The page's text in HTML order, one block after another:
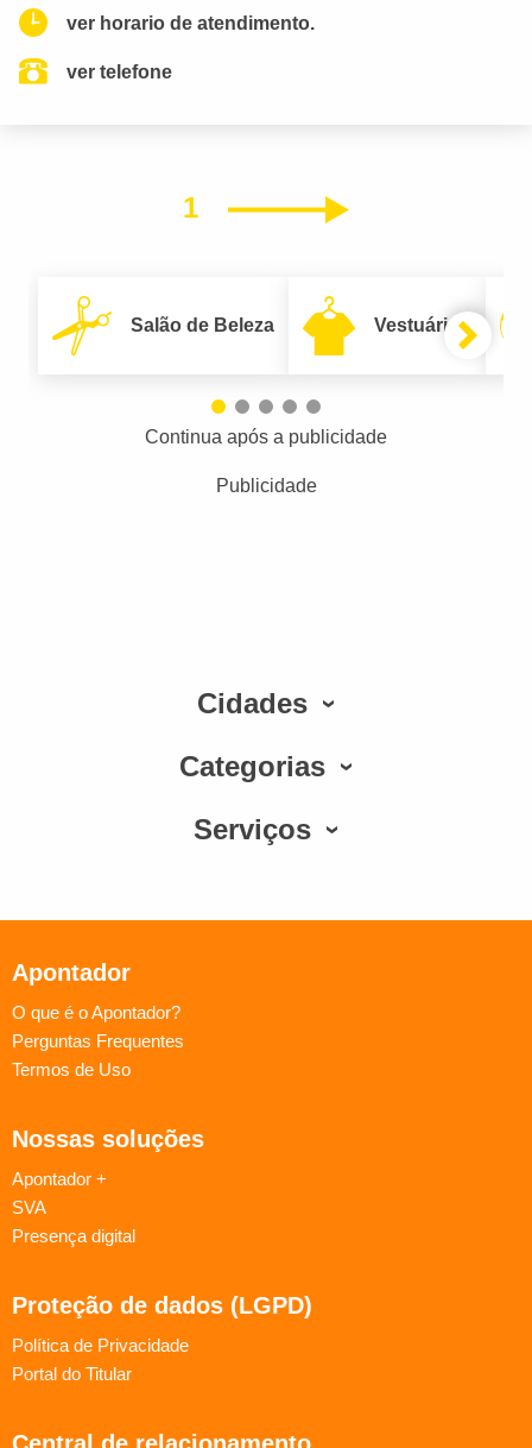
ver horario de atendimento.
ver telefone
1 Próximo
Salão de Beleza Vestuário
Continua após a publicidade
Publicidade
Cidades
Categorias
Serviços
Apontador
O que é o Apontador?
Perguntas Frequentes
Termos de Uso
Nossas soluções
Apontador +
SVA
Presença digital
Proteção de dados (LGPD)
Política de Privacidade
Portal do Titular
Central de relacionamento